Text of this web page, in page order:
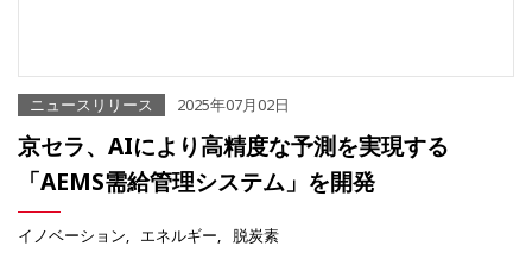
ニュースリリース 2025年07月02日
京セラ、AIにより高精度な予測を実現する
「AEMS需給管理システム」を開発
イノベーション エネルギー 脱炭素